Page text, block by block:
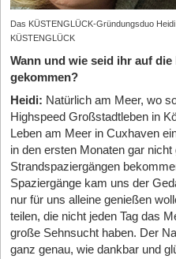
Das KÜSTENGLÜCK-Gründungsduo
KÜSTENGLÜCK
Wann und wie seid ihr auf die
gekommen?
Heidi: Natürlich am Meer, wo
Highspeed Großstadtleben in
Leben am Meer in Cuxhaven
in den ersten Monaten gar nicht
Strandspaziergängen
Spaziergänge kam uns der
nur für uns alleine genießen
teilen, die nicht jeden Tag das
große Sehnsucht haben. Der
ganz genau, wie dankbar und